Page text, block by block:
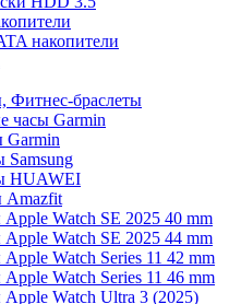
накопители
Фитнес-браслеты
часы Garmin
Garmin
HUAWEI
Amazfit
Watch SE 2025 40 mm
Watch SE 2025 44 mm
Watch Series 11 42 mm
Watch Series 11 46 mm
Watch Ultra 3 (2025)